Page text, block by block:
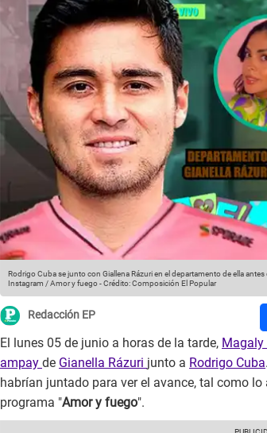
Rodrigo Cuba se junto con Giallena Rázuri en el departamento de ella
Instagram / Amor y fuego-Crédito: Composición El Popular
Redacción EP
El lunes 05 de junio a horas de la tarde, Magaly
ampay de Gianella Rázuri junto a Rodrigo Cuba
habrían juntado para ver el avance, tal como
programa "Amor y fuego".